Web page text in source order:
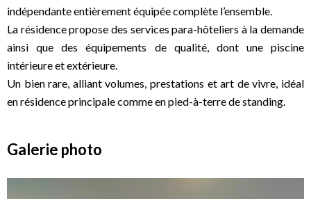
indépendante entièrement équipée complète l’ensemble.
La résidence propose des services para-hôteliers à la demande
ainsi que des équipements de qualité, dont une piscine
intérieure et extérieure.
Un bien rare, alliant volumes, prestations et art de vivre, idéal
en résidence principale comme en pied-à-terre de standing.
Galerie photo